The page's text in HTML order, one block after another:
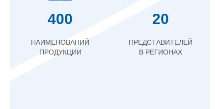
400
НАИМЕНОВАНИЙ
ПРОДУКЦИИ
20
ПРЕДСТАВИТЕЛЕЙ
В РЕГИОНАХ